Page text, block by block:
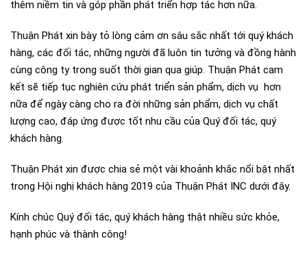
thêm niềm tin và góp phần phát triển hợp tác hơn nữa.
Thuận Phát xin bày tỏ lòng cảm ơn sâu sắc nhất tới quý khách
hàng, các đối tác, những người đã luôn tin tưởng và đồng hành
cùng công ty trong suốt thời gian qua giúp. Thuận Phát cam
kết sẽ tiếp tục nghiên cứu phát triển sản phẩm, dịch vụ hơn
nữa để ngày càng cho ra đời những sản phẩm, dịch vụ chất
lượng cao, đáp ứng được tốt nhu cầu của Quý đối tác, quý
khách hàng.
Thuận Phát xin được chia sẻ một vài khoảnh khắc nổi bật nhất
trong Hội nghị khách hàng 2019 của Thuận Phát INC dưới đây.
Kính chúc Quý đối tác, quý khách hàng thật nhiều sức khỏe,
hạnh phúc và thành công!